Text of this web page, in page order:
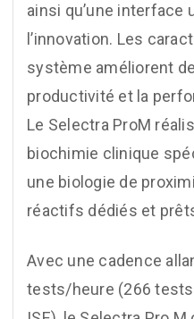
ainsi qu’une interface
l’innovation. Les
système améliorent
productivité et la
Le Selectra ProM
biochimie clinique
une biologie de
réactifs dédiés et
Avec une cadence
tests/heure (266